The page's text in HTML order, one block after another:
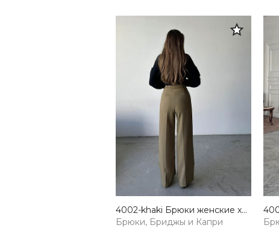
4002-khaki Брюки женские хаки Girl
Брюки, Бриджы и Капри